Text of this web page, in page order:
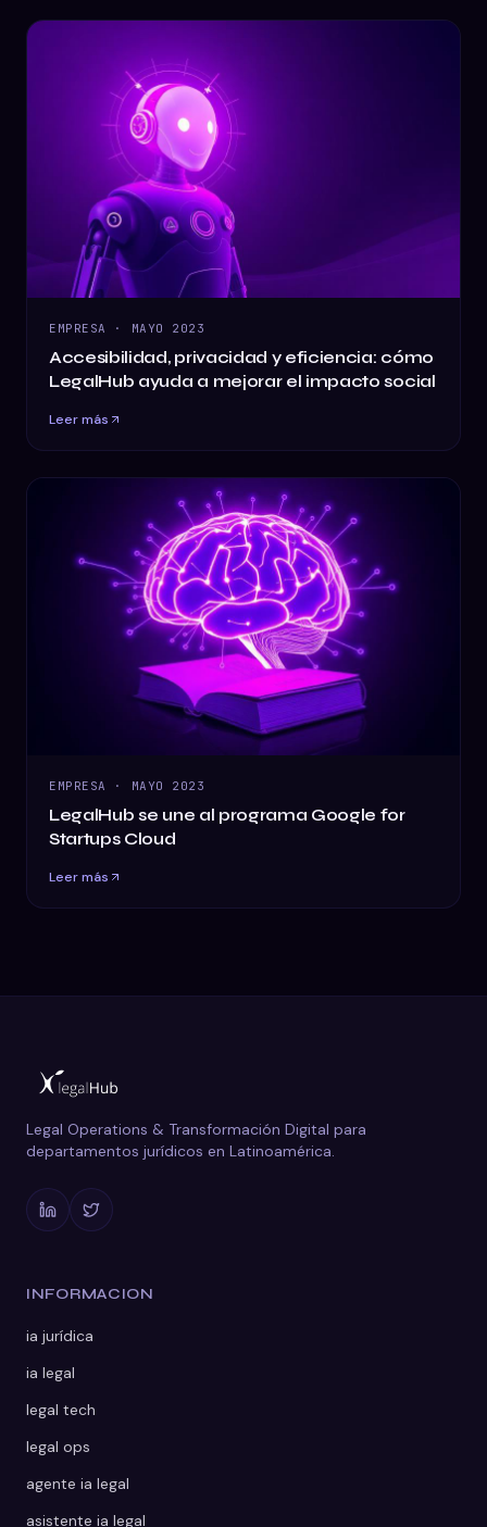
EMPRESA · MAYO 2023
Accesibilidad, privacidad y eficiencia: cómo
LegalHub ayuda a mejorar el impacto social
Leer más
EMPRESA · MAYO 2023
LegalHub se une al programa Google for
Startups Cloud
Leer más
Legal Operations & Transformación Digital para
departamentos jurídicos en Latinoamérica.
INFORMACION
ia jurídica
ia legal
legal tech
legal ops
agente ia legal
asistente ia legal